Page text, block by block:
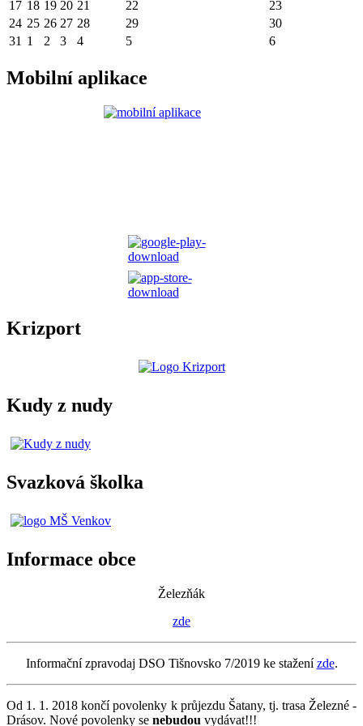
17 18 19 20 21 22
23
24 25 26 27 28 29
30
31 1 2 3 4 5 6
Mobilní aplikace
Krizport
Kudy z nudy
Svazková školka
Informace obce
Železňák
zde
Informační zpravodaj DSO Tišnovsko 7/2019 ke staženízde.
Od 1. 1. 2018 končí povolenky k průjezdu Šatany, tj. trasa Železné -
Drásov. Nové povolenky se nebudou vydávat!!!